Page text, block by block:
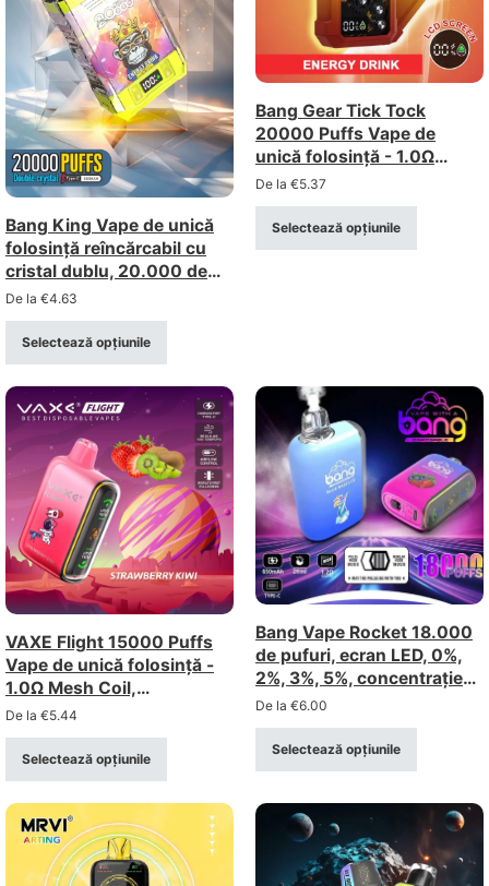
Bang King Vape de unică
folosință reîncărcabil cu
cristal dublu, 20.000 de
pufuri (intensitate 0-5%) –
Vânzare cu ridicata
De la €4.63
Selectează opțiunile
Bang Gear Tick Tock
20000 Puffs Vape de
unică folosință - 1.0Ω
Bobină Mesh, reîncărcabilă
De la €5.37
Selectează opțiunile
VAXE Flight 15000 Puffs
Vape de unică folosință -
1.0Ω Mesh Coil,
reîncărcabilă
De la €5.44
Selectează opțiunile
Bang Vape Rocket 18.000
de pufuri, ecran LED, 0%,
2%, 3%, 5%, concentrație
variabilă – Achiziție în vrac
de țigări electronice de
unică folosință, vânzare cu
ridicata
De la €6.00
Selectează opțiunile